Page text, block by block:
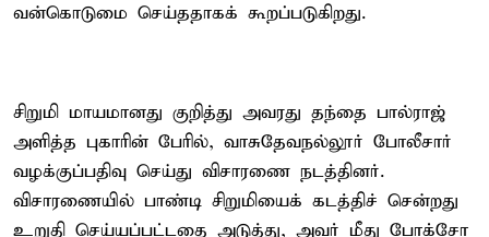
வன்கொடுமை செய்ததாகக் கூறப்படுகிறது.
சிறுமி மாயமானது குறித்து அவரது தந்தை பால்ராஜ்
அளித்த புகாரின் பேரில், வாசுதேவநல்லூர் போலீசார்
வழக்குப்பதிவு செய்து விசாரணை நடத்தினர்.
விசாரணையில் பாண்டி சிறுமியைக் கடத்திச் சென்றது
உறுதி செய்யப்பட்டதை அடுத்து, அவர் மீது போக்சோ